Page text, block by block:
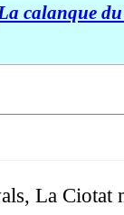
calanque
La